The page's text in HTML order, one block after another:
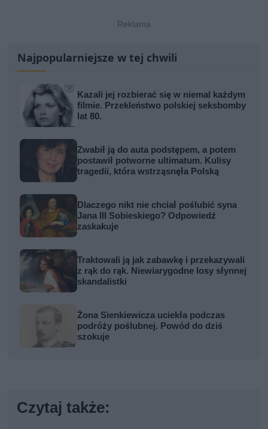
Najpopularniejsze w tej chwili
Kazali jej rozbierać się w niemal każdym
filmie. Przekleństwo polskiej seksbomby
lat 80.
Zwabił ją do auta podstępem, a potem
postawił potworne ultimatum. Kulisy
tragedii, która wstrząsnęła Polską
Dlaczego nikt nie chciał poślubić syna
Jana III Sobieskiego? Odpowiedź
zaskakuje
Traktowali ją jak zabawkę i przekazywali
z rąk do rąk. Niewiarygodne losy słynnej
skandalistki
Żona Sienkiewicza uciekła podczas
podróży poślubnej. Powód do dziś
szokuje
Czytaj także: